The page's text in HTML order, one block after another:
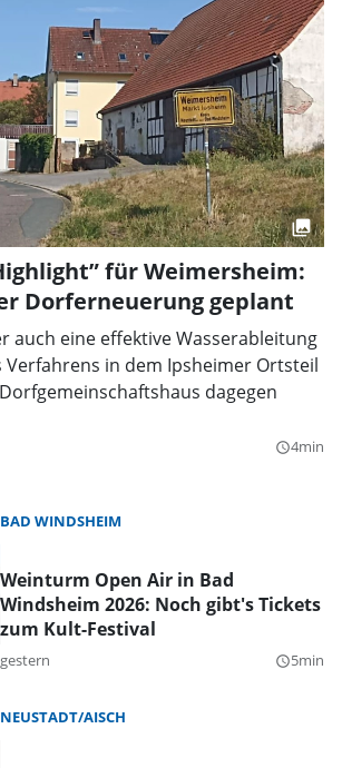
für Weimersheim:
Dorferneuerung geplant
auch eine effektive Wasserableitung
Verfahrens in dem Ipsheimer Ortsteil
dagegen
query_builder4min
BAD WINDSHEIM
Weinturm Open Air in Bad
Windsheim 2026: Noch gibt's Tickets
zum Kult-Festival
gestern query_builder5min
NEUSTADT/AISCH